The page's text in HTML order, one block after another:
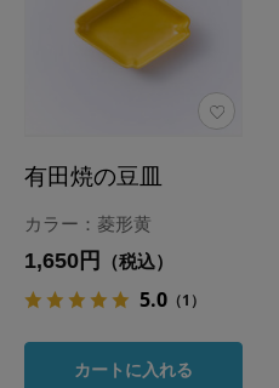
有田焼の豆皿
カラー：菱形黄
1,650円 （税込）
5.0（1）
カートに入れる